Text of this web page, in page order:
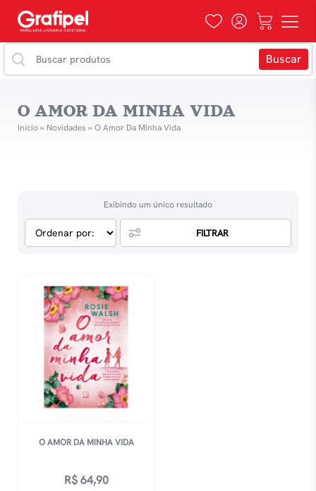
O AMOR DA MINHA VIDA
Início» Novidades » O Amor Da Minha Vida
Exibindo um único resultado
FILTRAR
O AMOR DA MINHA VIDA
R$64,90